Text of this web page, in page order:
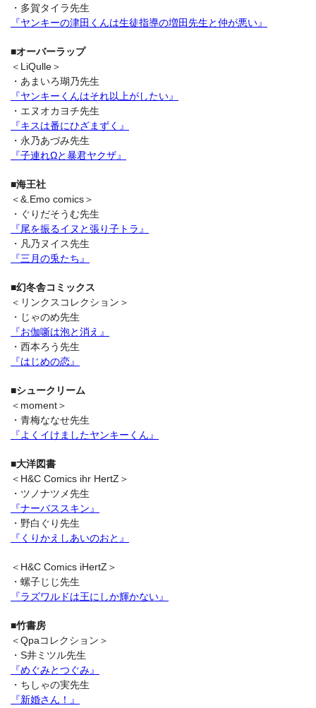
・多賀タイラ先生
『ヤンキーの津田くんは生徒指導の増田先生と仲が悪い』
■オーバーラップ
＜LiQulle＞
・あまいろ瑚乃先生
『ヤンキーくんはそれ以上がしたい』
・エヌオカヨチ先生
『キスは番にひざまずく』
・永乃あづみ先生
『子連れΩと暴君ヤクザ』
■海王社
＜&.Emo comics＞
・ぐりだそうむ先生
『尾を振るイヌと張り子トラ』
・凡乃ヌイス先生
『三月の兎たち』
■幻冬舎コミックス
＜リンクスコレクション＞
・じゃのめ先生
『お伽噺は泡と消え』
・西本ろう先生
『はじめの恋』
■シュークリーム
＜moment＞
・青梅ななせ先生
『よくイけましたヤンキーくん』
■大洋図書
＜H&C Comics ihr HertZ＞
・ツノナツメ先生
『ナーバススキン』
・野白ぐり先生
『くりかえしあいのおと』
＜H&C Comics iHertZ＞
・螺子じじ先生
『ラズワルドは王にしか輝かない』
■竹書房
＜Qpaコレクション＞
・S井ミツル先生
『めぐみとつぐみ』
・ちしゃの実先生
『新婚さん！』